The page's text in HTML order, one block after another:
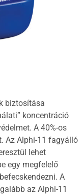
biztosítása
koncentráció
A 40%-os
Az Alphi-11 fagyálló
lehet
egy megfelelő
A
az Alphi-11